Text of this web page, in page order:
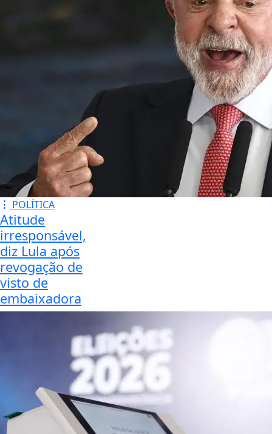
POLÍTICA
Atitude
irresponsável,
diz Lula após
revogação de
visto de
embaixadora